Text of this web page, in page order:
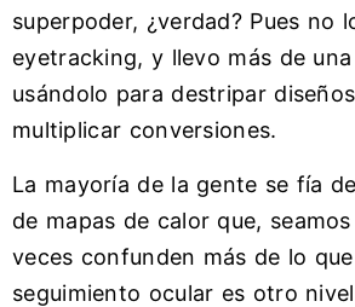
superpoder, ¿verdad? Pues no
eyetracking, y llevo más de
usándolo para destripar
multiplicar conversiones.
La mayoría de la gente se fía
de mapas de calor que,
veces confunden más de lo
seguimiento ocular es otro